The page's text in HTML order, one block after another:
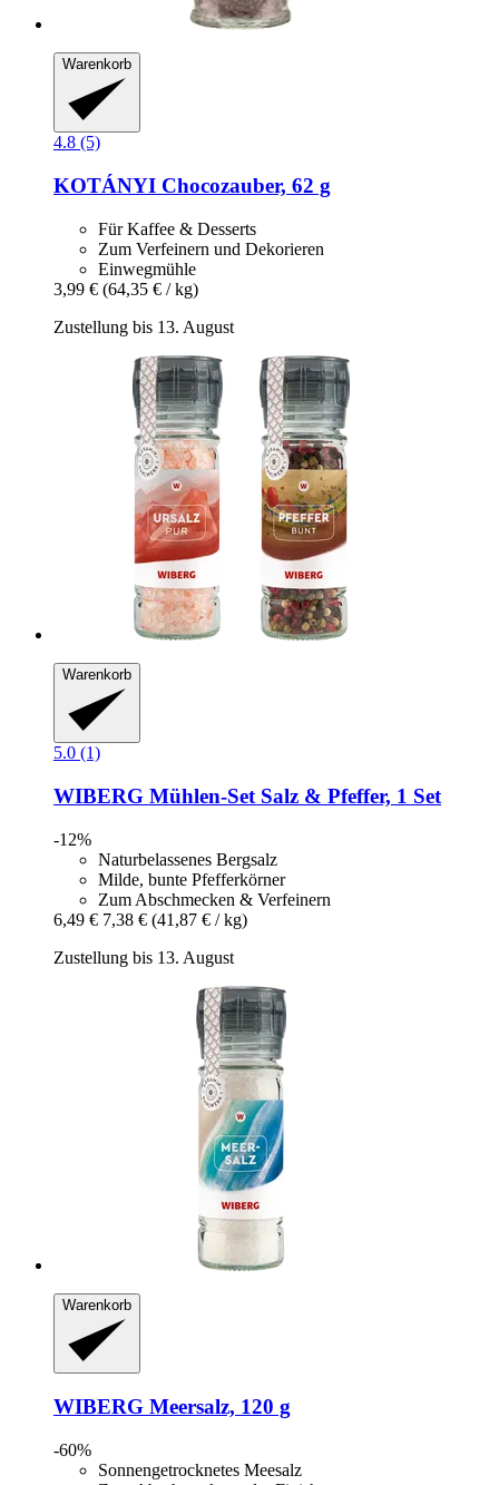
Warenkorb
4.8 (5)
KOTÁNYI Chocozauber, 62 g
Für Kaffee & Desserts
Zum Verfeinern und Dekorieren
Einwegmühle
3,99 € (64,35 € / kg)
Zustellung bis 13. August
Warenkorb
5.0 (1)
WIBERG Mühlen-​Set Salz & Pfeffer, 1 Set
-12%
Naturbelassenes Bergsalz
Milde, bunte Pfefferkörner
Zum Abschmecken & Verfeinern
6,49 € 7,38 € (41,87 € / kg)
Zustellung bis 13. August
Warenkorb
WIBERG Meersalz, 120 g
-60%
Sonnengetrocknetes Meesalz